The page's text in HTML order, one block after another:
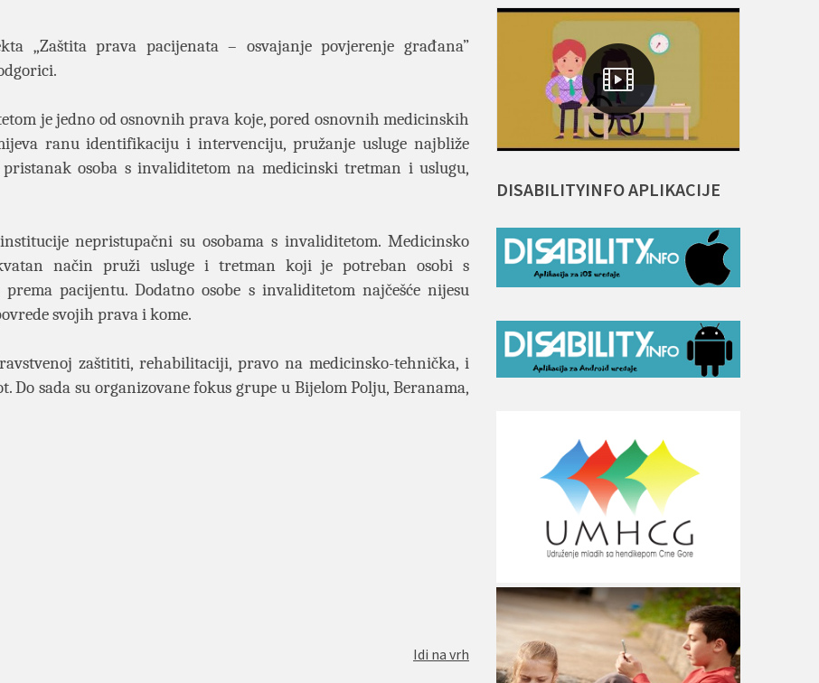
„Zaštita prava pacijenata – osvajanje povjerenje građana”
je jedno od osnovnih prava koje, pored osnovnih medicinskih
ranu identifikaciju i intervenciju, pružanje usluge najbliže
osoba s invaliditetom na medicinski tretman i uslugu,
nepristupačni su osobama s invaliditetom. Medicinsko
način pruži usluge i tretman koji je potreban osobi s
pacijentu. Dodatno osobe s invaliditetom najčešće nijesu
svojih prava i kome.
zaštititi, rehabilitaciji, pravo na medicinsko-tehnička, i
Do sada su organizovane fokus grupe u Bijelom Polju, Beranama,
Idi na vrh
DISABILITYINFOAPLIKACIJE